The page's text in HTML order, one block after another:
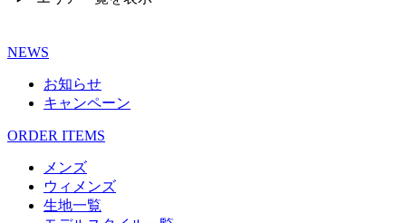
NEWS
お知らせ
キャンペーン
ORDER ITEMS
メンズ
ウィメンズ
生地一覧